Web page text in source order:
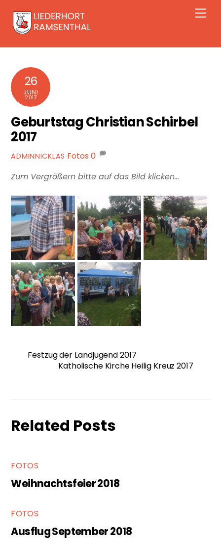
content
26
JUNI
2017
Geburtstag Christian Schirbel
2017
ADMINNICKLAS Fotos 0
Zum Vergrößern bitte auf das Bild klicken…
Festzug der Landjugend 2017
Katholische Kirche Heilig Kreuz 2017
Related Posts
FOTOS
Weihnachtsfeier 2018
FOTOS
Ausflug September 2018